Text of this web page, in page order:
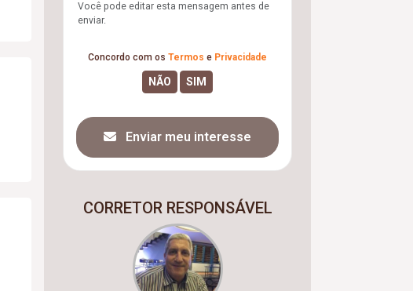
Você pode editar esta mensagem antes de
enviar.
Concordo com os Termos e Privacidade
Enviar meu interesse
CORRETOR RESPONSÁVEL